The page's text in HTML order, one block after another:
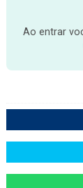
Ao entrar